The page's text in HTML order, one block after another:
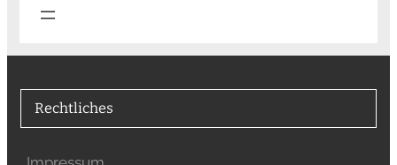
Rechtliches